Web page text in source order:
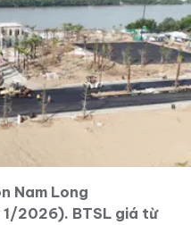
Nam Long
1/2026). BTSL giá từ